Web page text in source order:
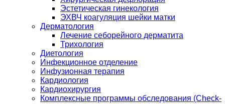
Эстетическая гинекология
ЭХВЧ коагуляция шейки матки
Дерматология
Лечение себорейного дерматита
Трихология
Диетология
Инфекционное отделение
Инфузионная терапия
Кардиология
Кардиохирургия
Комплексные программы обследования (Check-